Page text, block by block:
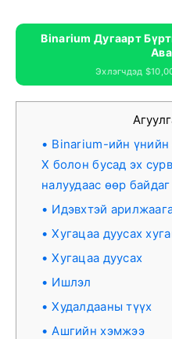
Binarium Дугаарт
Эхлэгчдэд
Binarium-ийн үнийн
X болон бусад эх
налуудаас өөр байдаг
Идэвхтэй
Хугацаа дуусах
Хугацаа дуусах
Ишлэл
Худалдааны түүх
Ашгийн хэмжээ